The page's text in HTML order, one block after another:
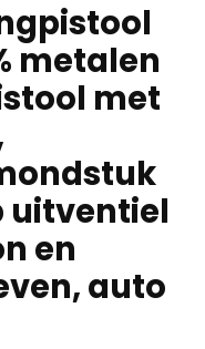
metalen
met
uitventiel
en
auto